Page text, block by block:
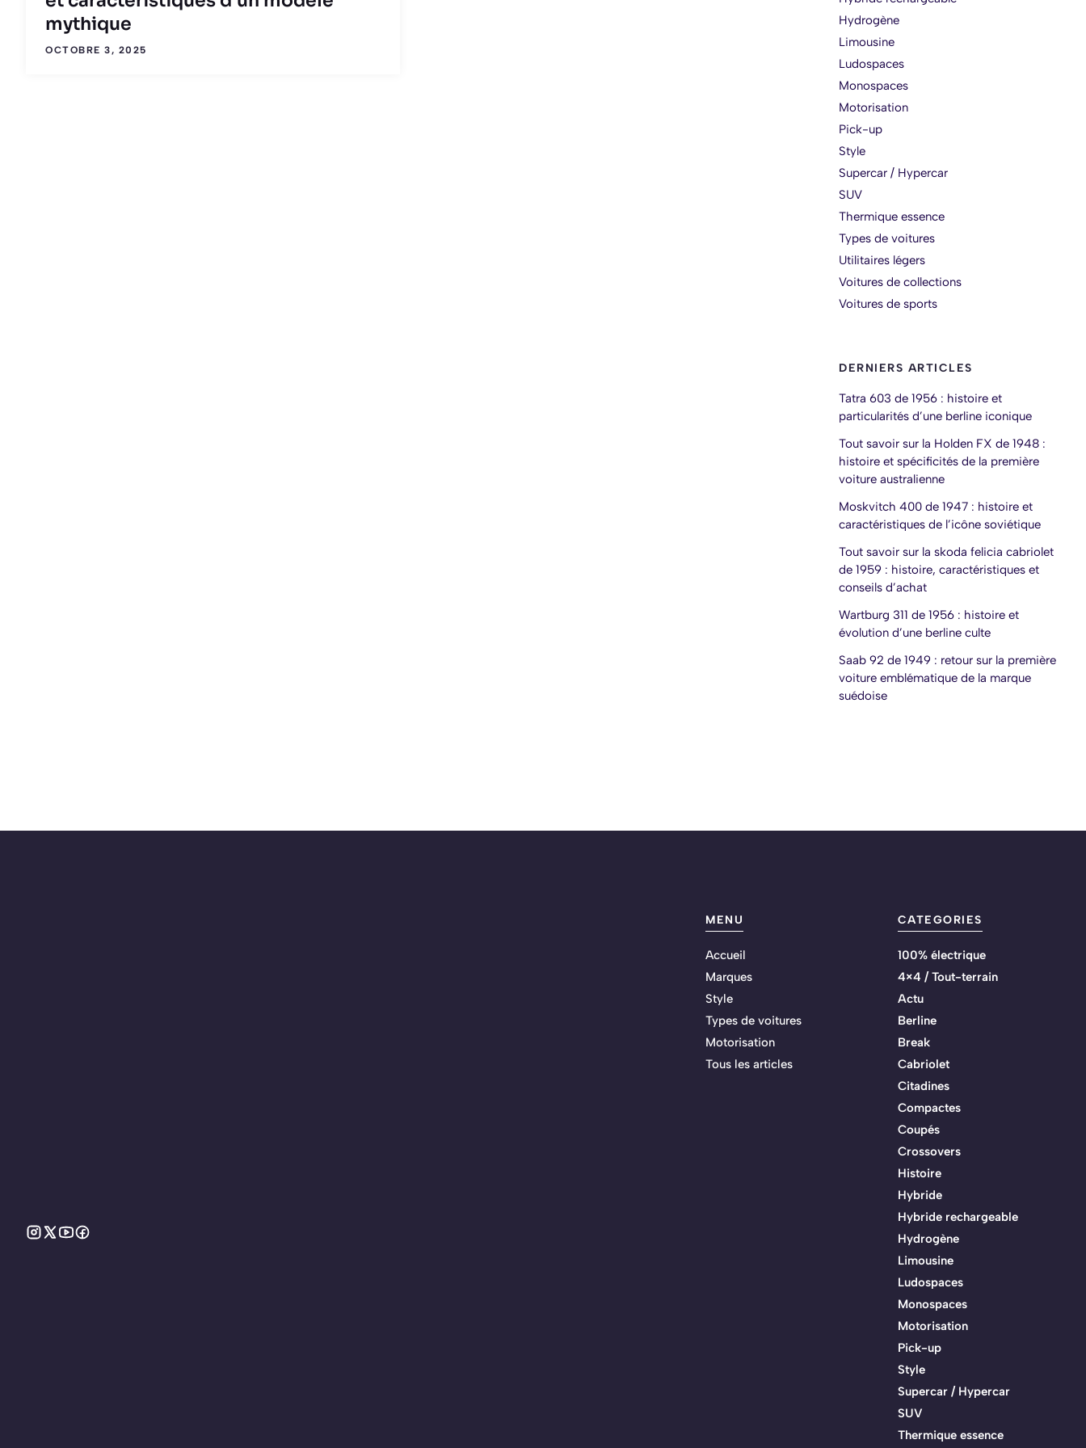
mythique
OCTOBRE 3, 2025
Hydrogène
Limousine
Ludospaces
Monospaces
Motorisation
Pick-up
Style
Supercar / Hypercar
SUV
Thermique essence
Types de voitures
Utilitaires légers
Voitures de collections
Voitures de sports
DERNIERS ARTICLES
Tatra 603 de 1956 : histoire et
particularités d’une berline iconique
Tout savoir sur la Holden FX de 1948 :
histoire et spécificités de la première
voiture australienne
Moskvitch 400 de 1947 : histoire et
caractéristiques de l’icône soviétique
Tout savoir sur la skoda felicia cabriolet
de 1959 : histoire, caractéristiques et
conseils d’achat
Wartburg 311 de 1956 : histoire et
évolution d’une berline culte
Saab 92 de 1949 : retour sur la première
voiture emblématique de la marque
suédoise
MENU
Accueil
Marques
Style
Types de voitures
Motorisation
Tous les articles
CATEGORIES
100% électrique
4×4 / Tout-terrain
Actu
Berline
Break
Cabriolet
Citadines
Compactes
Coupés
Crossovers
Histoire
Hybride
Hybride rechargeable
Hydrogène
Limousine
Ludospaces
Monospaces
Motorisation
Pick-up
Style
Supercar / Hypercar
SUV
Thermique essence